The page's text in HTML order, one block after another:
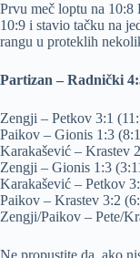
Prvu meč loptu na 10:8
10:9 i stavio tačku na
rangu u proteklih
Partizan – Radnički
Zengji – Petkov 3:1
Paikov – Gionis 1:3
Karakašević – Krastev
Zengji – Gionis 1:3
Karakašević – Petkov
Paikov – Krastev 3:2
Zengji/Paikov – Pete/